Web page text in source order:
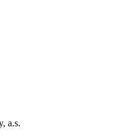
a.s.